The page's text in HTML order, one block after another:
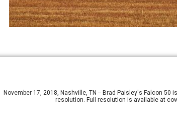
November 17, 2018, Nashville, TN -- Brad Paisley's Falcon 50
resolution. Full resolution is available at